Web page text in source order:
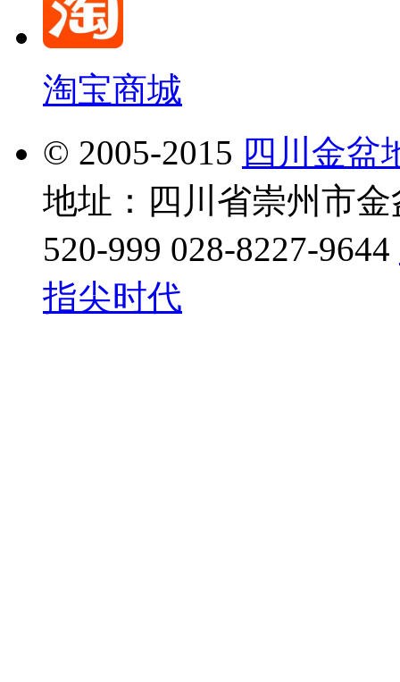
淘宝商城
© 2005-2015 四川金盆
地址：四川省崇州市
520-999 028-8227-9644
指尖时代